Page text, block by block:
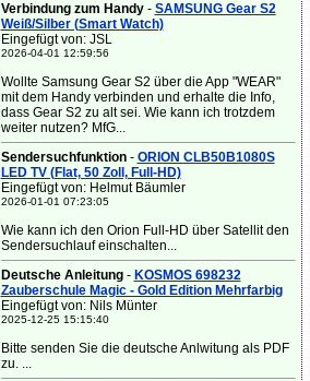
Verbindung zum Handy- SAMSUNG Gear S2
Weiß/Silber (Smart Watch)
Eingefügt von: JSL
2026-04-01 12:59:56
Wollte Samsung Gear S2 über die App "WEAR"
mit dem Handy verbinden und erhalte die Info,
dass Gear S2 zu alt sei. Wie kann ich trotzdem
weiter nutzen? MfG...
Sendersuchfunktion- ORION CLB50B1080S
LED TV (Flat, 50 Zoll, Full-HD)
Eingefügt von: Helmut Bäumler
2026-01-01 07:23:05
Wie kann ich den Orion Full-HD über Satellit den
Sendersuchlauf einschalten...
Deutsche Anleitung- KOSMOS 698232
Zauberschule Magic - Gold Edition Mehrfarbig
Eingefügt von: Nils Münter
2025-12-25 15:15:40
Bitte senden Sie die deutsche Anlwitung als PDF
zu. ...